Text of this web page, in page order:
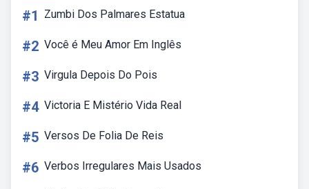
#1 Zumbi Dos Palmares Estatua
#2 Você é Meu Amor Em Inglês
#3 Virgula Depois Do Pois
#4 Victoria E Mistério Vida Real
#5 Versos De Folia De Reis
#6 Verbos Irregulares Mais Usados